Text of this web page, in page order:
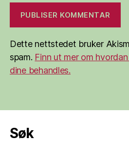
Dette nettstedet bruker
spam. Finn ut mer om
dine behandles.
Søk